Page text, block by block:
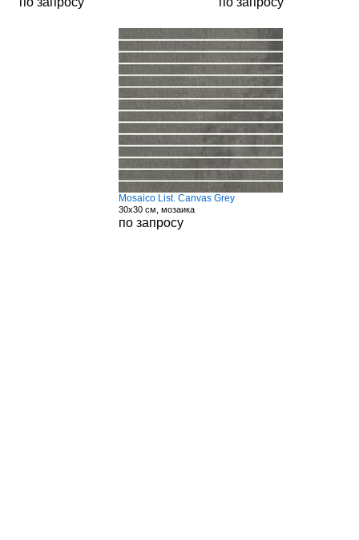
Mosaico List. Canvas Grey
30x30 см, мозаика
по запросу